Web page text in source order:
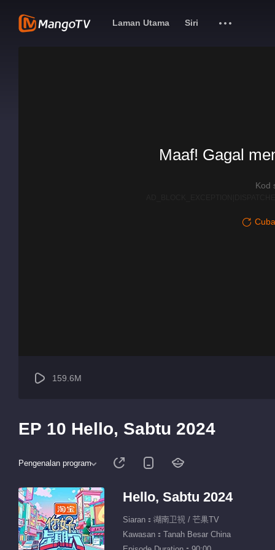
Laman Utama Siri
Maaf! Gagal
Kod
159.6M
EP 10 Hello, Sabtu 2024
Pengenalan program
Hello, Sabtu 2024
Siaran：湖南卫视 / 芒果TV
Kawasan：Tanah Besar China